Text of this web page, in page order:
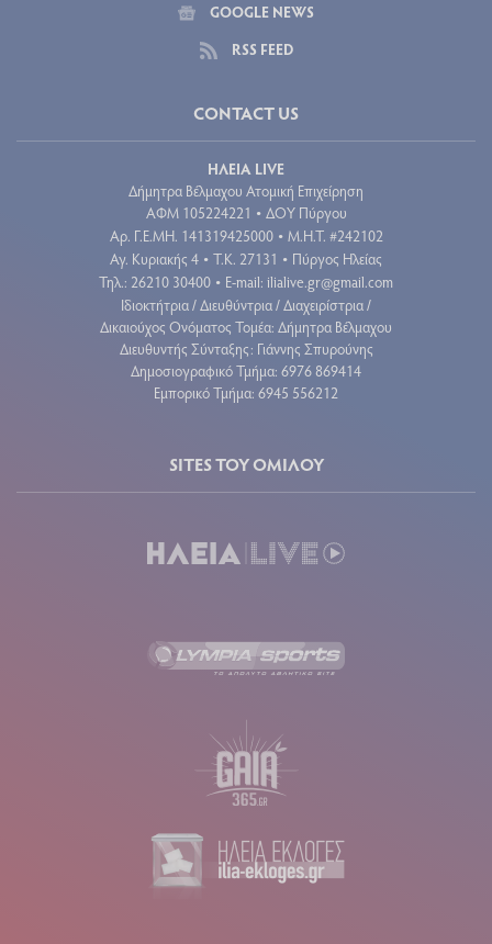
GOOGLE NEWS
RSS FEED
CONTACT US
ΗΛΕΙΑ LIVE
Δήμητρα Βέλμαχου Ατομική Επιχείρηση
ΑΦΜ 105224221 • ΔΟΥ Πύργου
Aρ. Γ.Ε.ΜΗ. 141319425000 • Μ.Η.Τ. #242102
Αγ. Κυριακής 4 • Τ.Κ. 27131 • Πύργος Ηλείας
Τηλ.: 26210 30400 • E-mail: ilialive.gr@gmail.com
Ιδιοκτήτρια / Διευθύντρια / Διαχειρίστρια /
Δικαιούχος Ονόματος Τομέα: Δήμητρα Βέλμαχου
Διευθυντής Σύνταξης: Γιάννης Σπυρούνης
Δημοσιογραφικό Τμήμα: 6976 869414
Εμπορικό Τμήμα: 6945 556212
SITES ΤΟΥ ΟΜΙΛΟΥ